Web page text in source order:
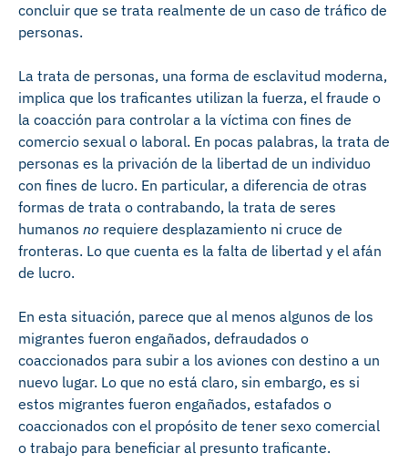
concluir que se trata realmente de un caso de tráfico de
personas.
La trata de personas, una forma de esclavitud moderna,
implica que los traficantes utilizan la fuerza, el fraude o
la coacción para controlar a la víctima con fines de
comercio sexual o laboral. En pocas palabras, la trata de
personas es la privación de la libertad de un individuo
con fines de lucro. En particular, a diferencia de otras
formas de trata o contrabando, la trata de seres
humanos no requiere desplazamiento ni cruce de
fronteras. Lo que cuenta es la falta de libertad y el afán
de lucro.
En esta situación, parece que al menos algunos de los
migrantes fueron engañados, defraudados o
coaccionados para subir a los aviones con destino a un
nuevo lugar. Lo que no está claro, sin embargo, es si
estos migrantes fueron engañados, estafados o
coaccionados con el propósito de tener sexo comercial
o trabajo para beneficiar al presunto traficante.